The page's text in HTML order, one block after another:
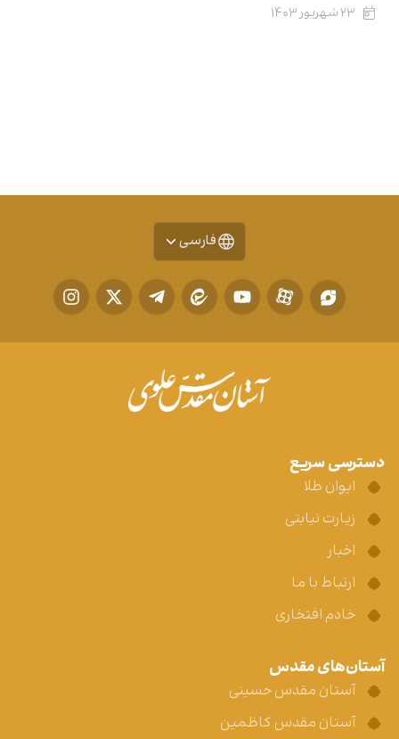
۲۳ شهریور ۱۴۰۳
فارسی
دسترسی سریع
ایوان طلا
زیارت نیابتی
اخبار
ارتباط با ما
خادم افتخاری
آستان‌های مقدس
آستان مقدس حسینی
آستان مقدس کاظمین